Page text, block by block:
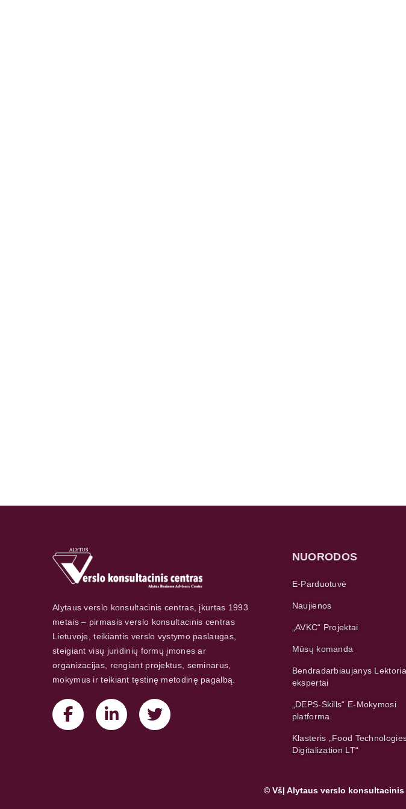
Alytaus verslo konsultacinis centras, įkurtas 1993
metais – pirmasis verslo konsultacinis centras
Lietuvoje, teikiantis verslo vystymo paslaugas,
steigiant visų juridinių formų įmones ar
organizacijas, rengiant projektus, seminarus,
mokymus ir teikiant tęstinę metodinę pagalbą.
NUORODOS
E-Parduotuvė
Naujienos
„AVKC“ Projektai
Mūsų komanda
Bendradarbiaujanys
ekspertai
„DEPS-Skills“ E-Mokymosi
platforma
Klasteris „Food
Digitalization LT“
© VšĮ Alytaus verslo konsultacinis